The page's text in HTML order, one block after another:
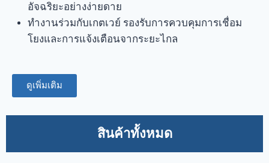
อัจฉริยะอย่างง่ายดาย
ทำงานร่วมกับเกตเวย์ รองรับการควบคุมการเชื่อม
โยงและการแจ้งเตือนจากระยะไกล
ดูเพิ่มเติม
สินค้าทั้งหมด